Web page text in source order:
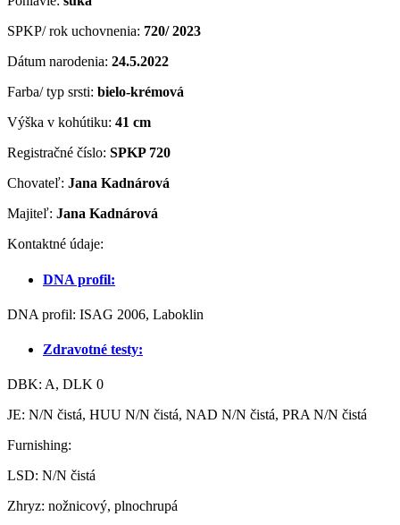
SPKP/ rok uchovnenia: 720/ 2023
Dátum narodenia: 24.5.2022
Farba/ typ srsti: bielo-krémová
Výška v kohútiku: 41 cm
Registračné číslo: SPKP 720
Chovateľ: Jana Kadnárová
Majiteľ: Jana Kadnárová
Kontaktné údaje:
DNA profil:
DNA profil: ISAG 2006, Laboklin
Zdravotné testy:
DBK: A, DLK 0
JE: N/N čistá, HUU N/N čistá, NAD N/N čistá, PRA N/N čistá
Furnishing:
LSD: N/N čistá
Zhryz: nožnicový, plnochrupá